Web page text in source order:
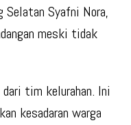
Selatan Syafni Nora,
meski tidak
tim kelurahan. Ini
kesadaran warga